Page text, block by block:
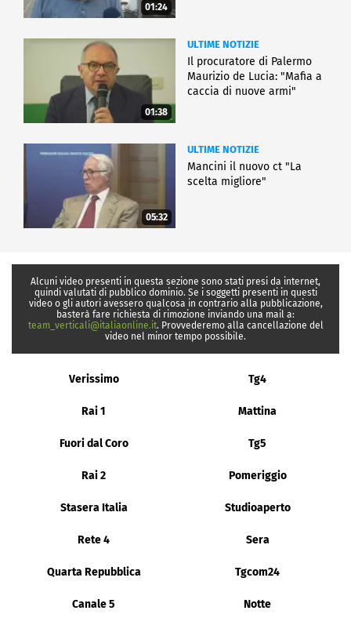
01:24
01:38
ULTIME NOTIZIE
Il procuratore di Palermo
Maurizio de Lucia: "Mafia a
caccia di nuove armi"
05:32
ULTIME NOTIZIE
Mancini il nuovo ct "La
scelta migliore"
Alcuni video presenti in questa sezione sono stati presi da internet,
quindi valutati di pubblico dominio. Se i soggetti presenti in questi
video o gli autori avessero qualcosa in contrario alla pubblicazione,
basterà fare richiesta di rimozione inviando una mail a:
team_verticali@italiaonline.it. Provvederemo alla cancellazione del
video nel minor tempo possibile.
Verissimo Tg4
Rai 1 Mattina
Fuori dal Coro Tg5
Rai 2 Pomeriggio
Stasera Italia Studioaperto
Rete 4 Sera
Quarta Repubblica Tgcom24
Canale 5 Notte